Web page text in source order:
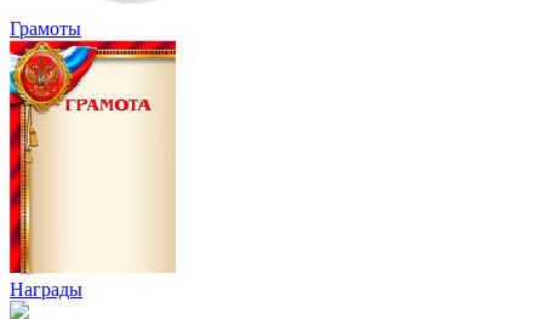
Грамоты
Награды